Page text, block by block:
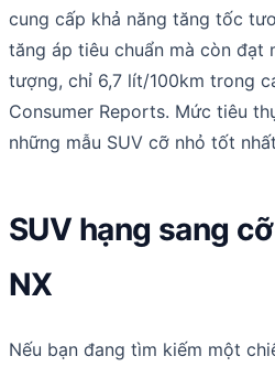
cung cấp khả năng tăng tốc
tăng áp tiêu chuẩn mà còn đạt
tượng, chỉ 6,7 lít/100km trong
Consumer Reports. Mức tiêu
những mẫu SUV cỡ nhỏ tốt
SUV hạng sang
NX
Nếu bạn đang tìm kiếm một